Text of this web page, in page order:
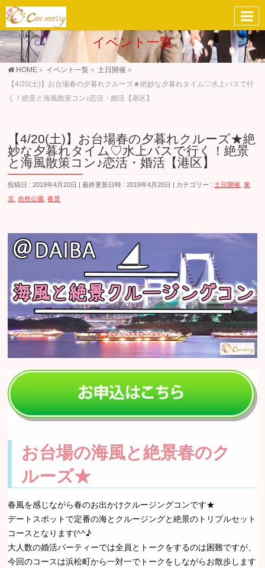
イベント一覧
HOME » イベント一覧 » 土日開催 »
【4/20(土)】お台場春の夕暮れクルーズ★絶妙な夕暮れタイム♡水上バスで行
く！絶景と海風散策コン♪恋活・婚活【港区】
【4/20(土)】お台場春の夕暮れクルーズ★絶
妙な夕暮れタイム♡水上バスで行く！絶景
と海風散策コン♪恋活・婚活【港区】
投稿日 : 2019年4月20日 最終更新日時 : 2019年4月20日 カテゴリー : 土日開催 ,東
京 自然公園 ,夜景
お台場の海風と絶景春のク
ルーズ★
春風を感じながら春のお出かけクルージングコンです★
デートスポットで定番の海とクルージングと絶景のトリプルセット
コースとなります(^^♪
大人数の婚活パーティーでは全員とトークをするのは困難ですが、
今回のコースは浜松町から一対一でトークをしながらお散歩します